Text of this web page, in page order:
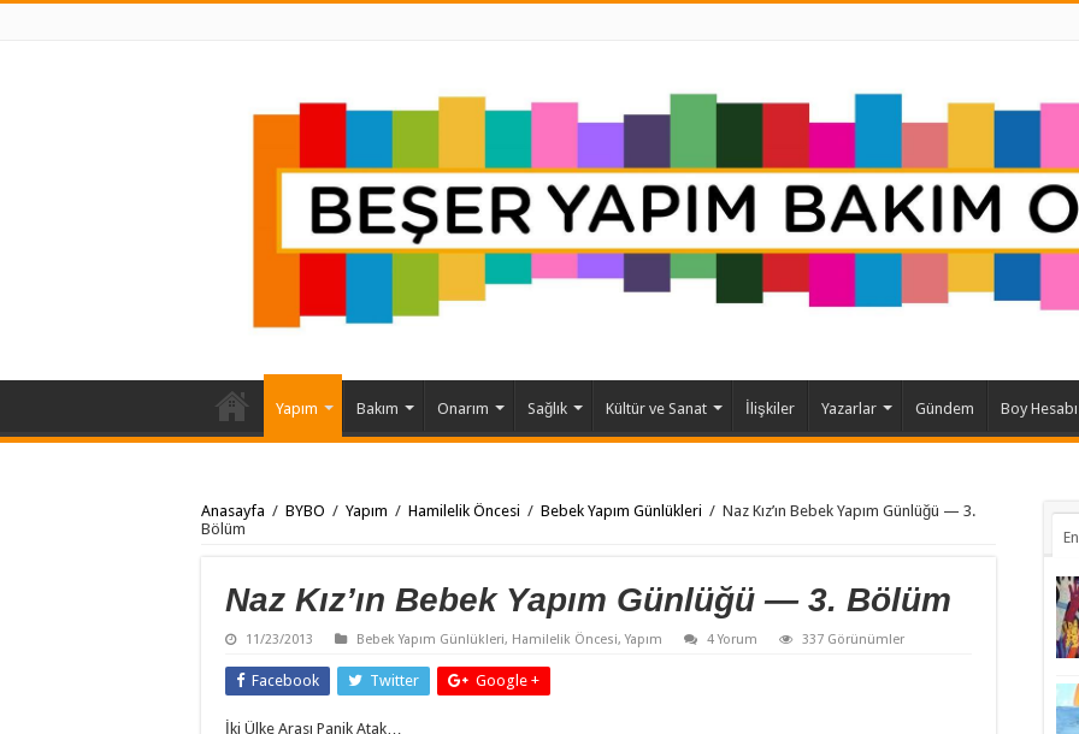
Yapım Bakım Onarım Sağlık Kültür ve Sanat İlişkiler Yazarlar Gündem Boy Hesabı
Anasayfa / BYBO / Yapım / Hamilelik Öncesi / Bebek Yapım Günlükleri / Naz Kız’ın Bebek Yapım Günlüğü — 3.
Bölüm
Naz Kız’ın Bebek Yapım Günlüğü — 3. Bölüm
11/23/2013 Bebek Yapım Günlükleri, Hamilelik Öncesi,Yapım 4 Yorum 337 Görünümler
Facebook Twitter Google +
İki Ülke Arası Panik Atak…